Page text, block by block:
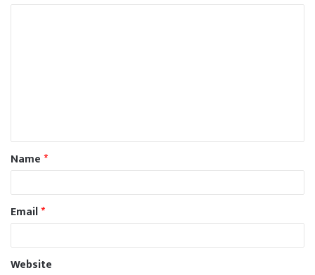
Name*
Email*
Website